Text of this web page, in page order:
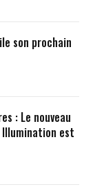
son prochain
: Le nouveau
est